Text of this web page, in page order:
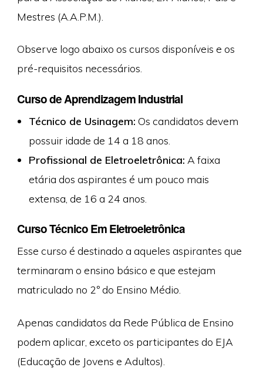
Mestres (A.A.P.M.).
Observe logo abaixo os cursos disponíveis e os
pré-requisitos necessários.
Curso de Aprendizagem Industrial
Técnico de Usinagem: Os candidatos devem
possuir idade de 14 a 18 anos.
Profissional de Eletroeletrônica: A faixa
etária dos aspirantes é um pouco mais
extensa, de 16 a 24 anos.
Curso Técnico Em Eletroeletrônica
Esse curso é destinado a aqueles aspirantes que
terminaram o ensino básico e que estejam
matriculado no 2º do Ensino Médio.
Apenas candidatos da Rede Pública de Ensino
podem aplicar, exceto os participantes do EJA
(Educação de Jovens e Adultos).